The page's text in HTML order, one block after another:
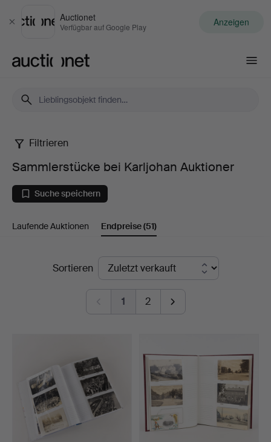
Schließen
Auctionet
Verfügbar auf Google Play Anzeigen
Sammlerstücke
bei
Karljohan
Auktioner
Filtrieren
Sammlerstücke bei Karljohan Auktioner
Suche speichern
Laufende Auktionen Endpreise(51)
EndpreiseSortieren
1 2